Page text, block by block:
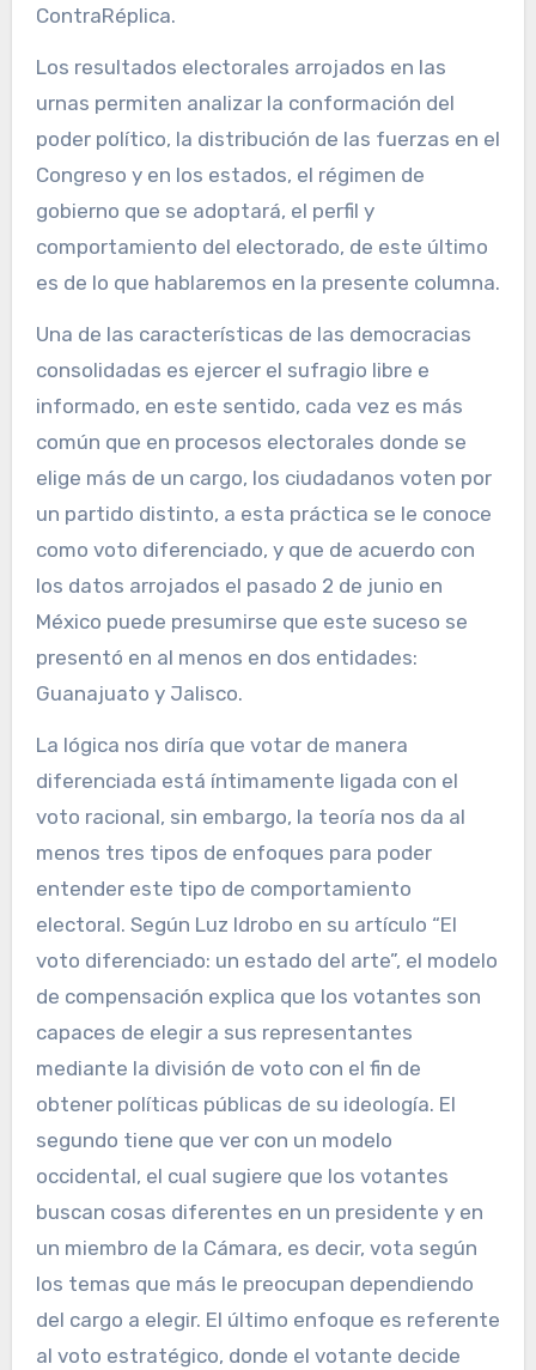
ContraRéplica.
Los resultados electorales arrojados en las
urnas permiten analizar la conformación del
poder político, la distribución de las fuerzas en el
Congreso y en los estados, el régimen de
gobierno que se adoptará, el perfil y
comportamiento del electorado, de este último
es de lo que hablaremos en la presente columna.
Una de las características de las democracias
consolidadas es ejercer el sufragio libre e
informado, en este sentido, cada vez es más
común que en procesos electorales donde se
elige más de un cargo, los ciudadanos voten por
un partido distinto, a esta práctica se le conoce
como voto diferenciado, y que de acuerdo con
los datos arrojados el pasado 2 de junio en
México puede presumirse que este suceso se
presentó en al menos en dos entidades:
Guanajuato y Jalisco.
La lógica nos diría que votar de manera
diferenciada está íntimamente ligada con el
voto racional, sin embargo, la teoría nos da al
menos tres tipos de enfoques para poder
entender este tipo de comportamiento
electoral. Según Luz Idrobo en su artículo “El
voto diferenciado: un estado del arte”, el modelo
de compensación explica que los votantes son
capaces de elegir a sus representantes
mediante la división de voto con el fin de
obtener políticas públicas de su ideología. El
segundo tiene que ver con un modelo
occidental, el cual sugiere que los votantes
buscan cosas diferentes en un presidente y en
un miembro de la Cámara, es decir, vota según
los temas que más le preocupan dependiendo
del cargo a elegir. El último enfoque es referente
al voto estratégico, donde el votante decide